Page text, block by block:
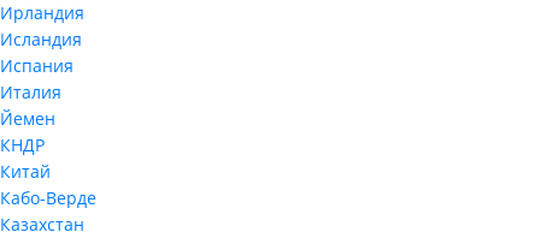
Ирландия
Исландия
Испания
Италия
Йемен
КНДР
Китай
Кабо-Верде
Казахстан